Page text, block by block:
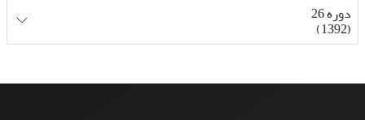
دوره 26
(1392)